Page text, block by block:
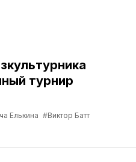
турнир
Елькина #Виктор Батт